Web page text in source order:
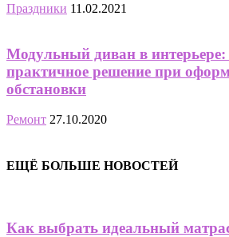
Праздники 11.02.2021
Модульный диван в
практичное решение при
обстановки
Ремонт 27.10.2020
ЕЩЁ БОЛЬШЕ НОВОСТЕЙ
Как выбрать идеальный